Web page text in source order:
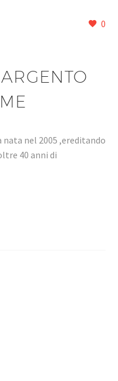
0
nata nel 2005 ,ereditando
40 anni di